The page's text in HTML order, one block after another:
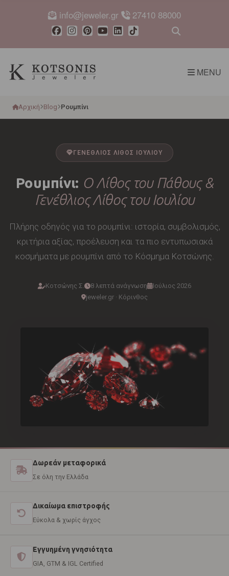
info@jeweler.gr
27410 88000
MENU
Αρχική Blog Ρουμπίνι
ΓΕΝΕΘΛΙΟΣ ΛΙΘΟΣ ΙΟΥΛΙΟΥ
Ρουμπίνι: Ο Λίθος του Πάθους &
Γενέθλιος Λίθος του Ιουλίου
Πλήρης οδηγός για το ρουμπίνι: ιστορία, συμβολισμός,
κριτήρια αξίας, προέλευση και τα πιο εντυπωσιακά
κοσμήματα με ρουμπίνι από το Κόσμημα Κοτσώνης.
Κοτσώνης Σ. 8 λεπτά ανάγνωση
Ιούλιος 2026
jeweler.gr · Κόρινθος
Δωρεάν μεταφορικά
Σε όλη την Ελλάδα
Δικαίωμα επιστροφής
Εύκολα & χωρίς άγχος
Εγγυημένη γνησιότητα
GIA, GTM & IGL Certified